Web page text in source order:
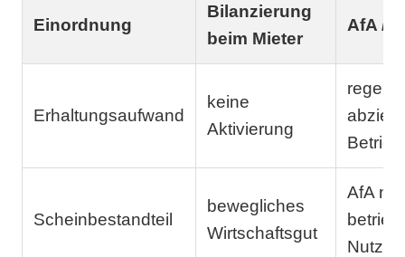
Einordnung
Bilanzierung
beim Mieter
AfA /
Erhaltungsaufwand
keine
Aktivierung
Scheinbestandteil
bewegliches
Wirtschaftsgut
AfA